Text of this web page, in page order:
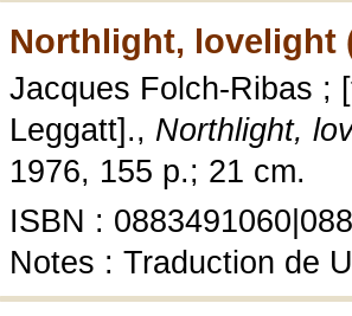
Northlight, lovelight
Jacques Folch-Ribas ;
Leggatt]., Northlight,
1976, 155 p.; 21 cm.
ISBN :
Notes : Traduction de